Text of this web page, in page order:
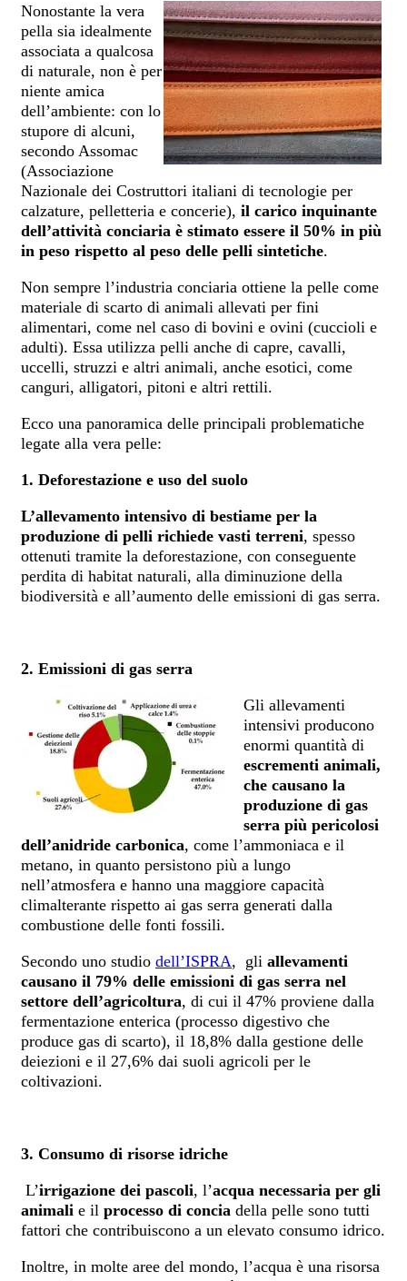
Nonostante la vera
pella sia idealmente
associata a qualcosa
di naturale, non è per
niente amica
dell’ambiente: con lo
stupore di alcuni,
secondo Assomac
(Associazione
Nazionale dei Costruttori italiani di tecnologie per
calzature, pelletteria e concerie), il carico inquinante
dell’attività conciaria è stimato essere il 50% in più
in peso rispetto al peso delle pelli sintetiche.
Non sempre l’industria conciaria ottiene la pelle come
materiale di scarto di animali allevati per fini
alimentari, come nel caso di bovini e ovini (cuccioli e
adulti). Essa utilizza pelli anche di capre, cavalli,
uccelli, struzzi e altri animali, anche esotici, come
canguri, alligatori, pitoni e altri rettili.
Ecco una panoramica delle principali problematiche
legate alla vera pelle:
1. Deforestazione e uso del suolo
L’allevamento intensivo di bestiame per la
produzione di pelli richiede vasti terreni, spesso
ottenuti tramite la deforestazione, con conseguente
perdita di habitat naturali, alla diminuzione della
biodiversità e all’aumento delle emissioni di gas serra.
2. Emissioni di gas serra
Gli allevamenti
intensivi producono
enormi quantità di
escrementi animali,
che causano la
produzione di gas
serra più pericolosi
dell’anidride carbonica, come l’ammoniaca e il
metano, in quanto persistono più a lungo
nell’atmosfera e hanno una maggiore capacità
climalterante rispetto ai gas serra generati dalla
combustione delle fonti fossili.
Secondo uno studio dell’ISPRA, gli allevamenti
causano il 79% delle emissioni di gas serra nel
settore dell’agricoltura, di cui il 47% proviene dalla
fermentazione enterica (processo digestivo che
produce gas di scarto), il 18,8% dalla gestione delle
deiezioni e il 27,6% dai suoli agricoli per le
coltivazioni.
3. Consumo di risorse idriche
L’irrigazione dei pascoli, l’acqua necessaria per gli
animali e il processo di concia della pelle sono tutti
fattori che contribuiscono a un elevato consumo idrico.
Inoltre, in molte aree del mondo, l’acqua è una risorsa